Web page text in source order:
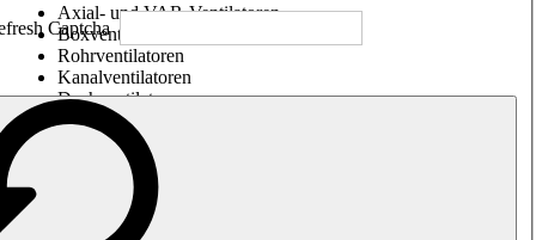
Axial- und VAR-Ventilatoren
Boxventilatoren
Rohrventilatoren
Kanalventilatoren
Dachventilatoren
Entrauchung, Rauchfreihaltung und Garagenlüftung
Impulsventilatoren
Explosionsgeschützte Ventilatoren
Messen. Steuern. Regeln.
Luftbehandlung
Mechanisches Zubehör